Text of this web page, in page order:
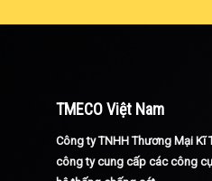
TMECO Việt Nam
Công ty TNHH Thương Mại Kĩ
công ty cung cấp các công